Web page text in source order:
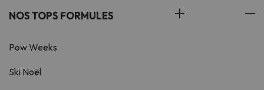
NOS TOPS FORMULES
Pow Weeks
Ski Noël